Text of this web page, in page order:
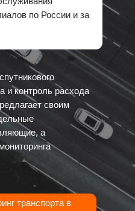
спутникового
иконтроль расхода
своим
а
по России и за
транспорта в